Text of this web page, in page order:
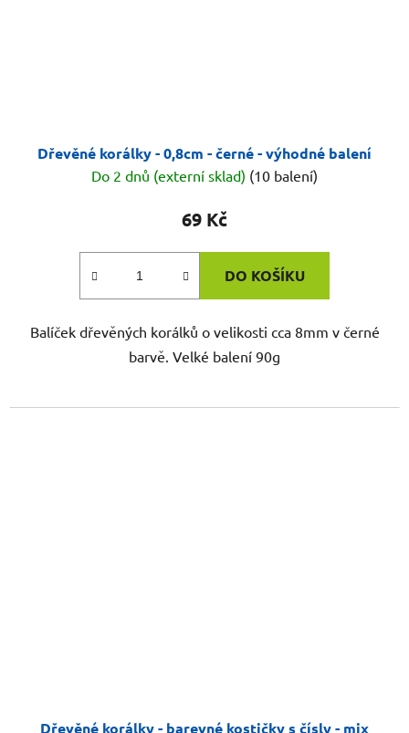
Dřevěné korálky - 0,8cm - černé - výhodné balení
Do 2 dnů (externí sklad) (10 balení)
69 Kč
DO KOŠÍKU
Balíček dřevěných korálků o velikosti cca 8mm v černé
barvě. Velké balení 90g
Dřevěné korálky - barevné kostičky s čísly - mix